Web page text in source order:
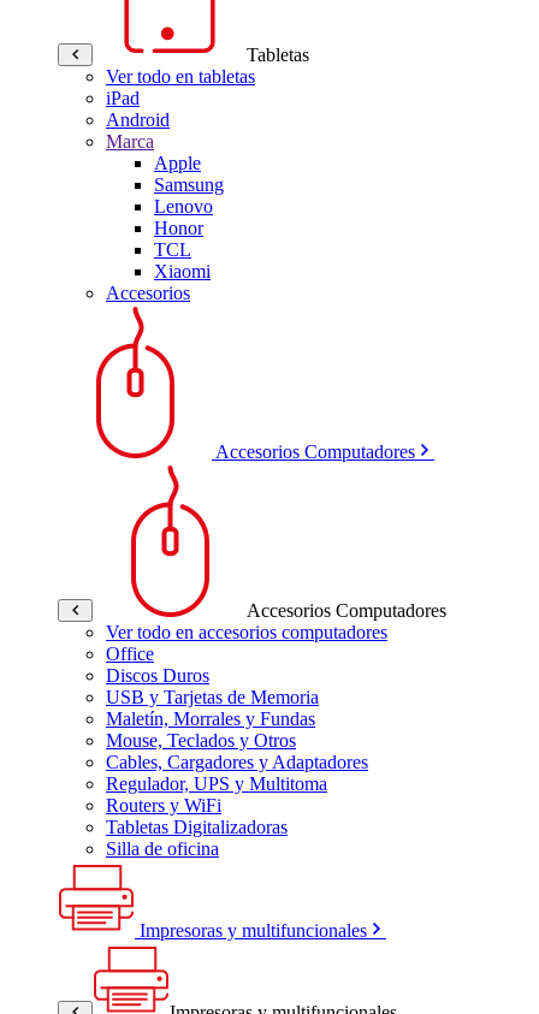
Tabletas
Ver todo en tabletas
iPad
Android
Marca
Apple
Samsung
Lenovo
Honor
TCL
Xiaomi
Accesorios
Accesorios Computadores
Accesorios Computadores
Ver todo en accesorios computadores
Office
Discos Duros
USB y Tarjetas de Memoria
Maletín, Morrales y Fundas
Mouse, Teclados y Otros
Cables, Cargadores y Adaptadores
Regulador, UPS y Multitoma
Routers y WiFi
Tabletas Digitalizadoras
Silla de oficina
Impresoras y multifuncionales